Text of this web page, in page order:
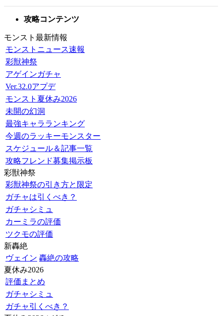
攻略コンテンツ
モンスト最新情報
モンストニュース速報
彩獣神祭
アゲインガチャ
Ver.32.0アプデ
モンスト夏休み2026
未開の幻洞
最強キャラランキング
今週のラッキーモンスター
スケジュール＆記事一覧
攻略フレンド募集掲示板
彩獣神祭
彩獣神祭の引き方と限定
ガチャは引くべき？
ガチャシミュ
カーミラの評価
ツクモの評価
新轟絶
ヴェイン 轟絶の攻略
夏休み2026
評価まとめ
ガチャシミュ
ガチャ引くべき？